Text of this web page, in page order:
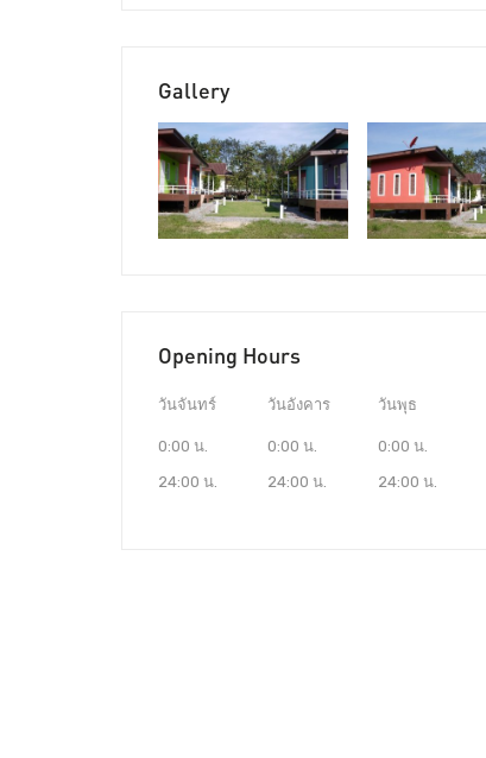
Gallery
Opening Hours
วันจันทร์
0:00 น.
24:00 น.
วันอังคาร
0:00 น.
24:00 น.
วันพุธ
0:00 น.
24:00 น.